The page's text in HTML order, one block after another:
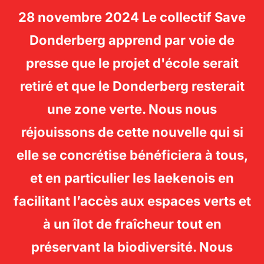
28 novembre 2024 Le collectif Save
Donderberg apprend par voie de
presse que le projet d'école serait
retiré et que le Donderberg resterait
une zone verte. Nous nous
réjouissons de cette nouvelle qui si
elle se concrétise bénéficiera à tous,
et en particulier les laekenois en
facilitant l’accès aux espaces verts et
à un îlot de fraîcheur tout en
préservant la biodiversité. Nous
SAVE
DONDERBERG -
LAEKEN
Rechercher :